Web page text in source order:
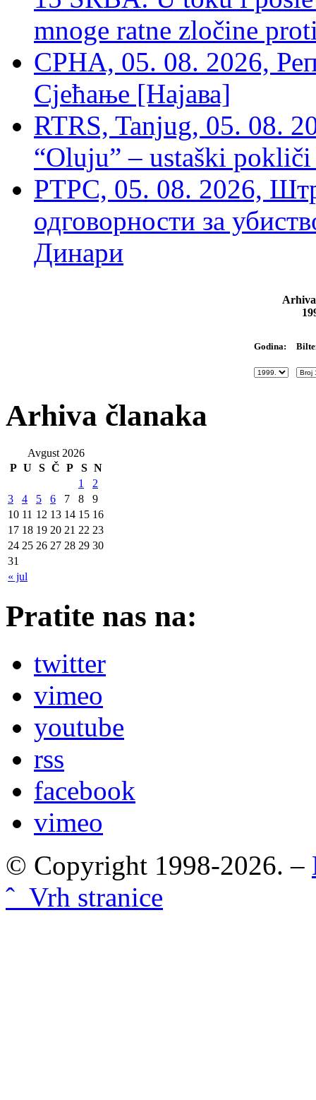
mnoge ratne zločine
СРНА, 05. 08. 2026,
Сјећање [Најава]
RTRS, Tanjug, 05. 08.
“Oluju” – ustaški
РТРС, 05. 08. 2026,
одговорности за
Динари
Godina:
Arhiva članaka
Avgust 2026
P U S Č P S N
« jul
1
2
3
4 5 6 7 8
9
10 11 12 13 14 15 16
17 18 19 20 21 22 23
24 25 26 27 28 29 30
31
Pratite nas na:
twitter
vimeo
youtube
rss
facebook
vimeo
© Copyright 1998-2026. –
ˆ Vrh stranice